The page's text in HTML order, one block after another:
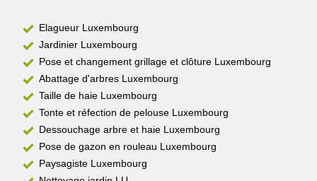
Elagueur Luxembourg
Jardinier Luxembourg
Pose et changement grillage et clôture Luxembourg
Abattage d'arbres Luxembourg
Taille de haie Luxembourg
Tonte et réfection de pelouse Luxembourg
Dessouchage arbre et haie Luxembourg
Pose de gazon en rouleau Luxembourg
Paysagiste Luxembourg